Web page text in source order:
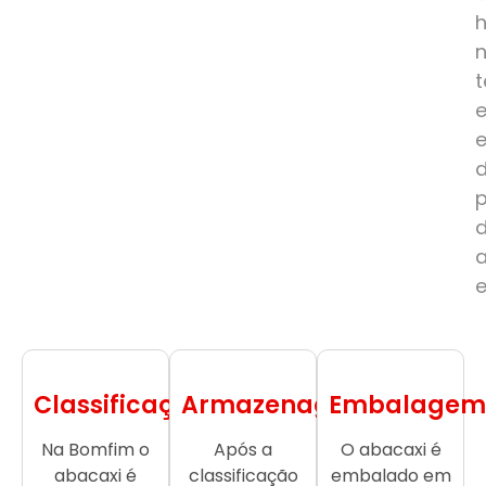
e
Classificação
Na Bomfim o
abacaxi é
Armazenagem
Após a
classificação
Embalagem
O abacaxi é
embalado em